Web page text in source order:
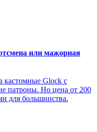
или мажорная
кастомные Glock с
патроны. Но цена от 200
для большинства.